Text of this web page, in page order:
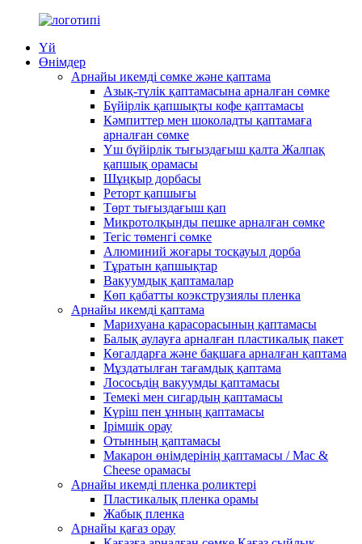
Үй
Өнімдер
Арнайы икемді сөмке және қаптама
Азық-түлік қаптамасына арналған сөмке
Бүйірлік қапшықты кофе қаптамасы
Кәмпиттер мен шоколадты қаптамаға
арналған сөмке
Үш бүйірлік тығыздағыш қалта Жалпақ
қапшық орамасы
Шұңқыр дорбасы
Реторт қапшығы
Төрт тығыздағыш қап
Микротолқынды пешке арналған сөмке
Тегіс төменгі сөмке
Алюминий жоғары тосқауыл дорба
Тұратын қапшықтар
Вакуумдық қаптамалар
Көп қабатты коэкструзиялы пленка
Арнайы икемді қаптама
Марихуана қарасорасының қаптамасы
Балық аулауға арналған пластикалық пакет
Көгалдарға және бақшаға арналған қаптама
Мұздатылған тағамдық қаптама
Лососьдің вакуумды қаптамасы
Темекі мен сигардың қаптамасы
Күріш пен ұнның қаптамасы
Ірімшік орау
Отынның қаптамасы
Макарон өнімдерінің қаптамасы / Mac &
Cheese орамасы
Арнайы икемді пленка роликтері
Пластикалық пленка орамы
Жабық пленка
Арнайы қағаз орау